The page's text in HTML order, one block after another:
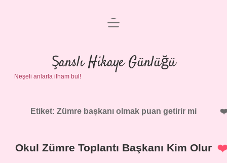
Anasayfa
Gizlilik Politikası
menüyü
Şanslı Hikaye Günlüğü
Neşeli anlarla ilham bul!
Etiket: Zümre başkanı olmak puan getirir mi
Okul Zümre Toplantı Başkanı Kim Olur